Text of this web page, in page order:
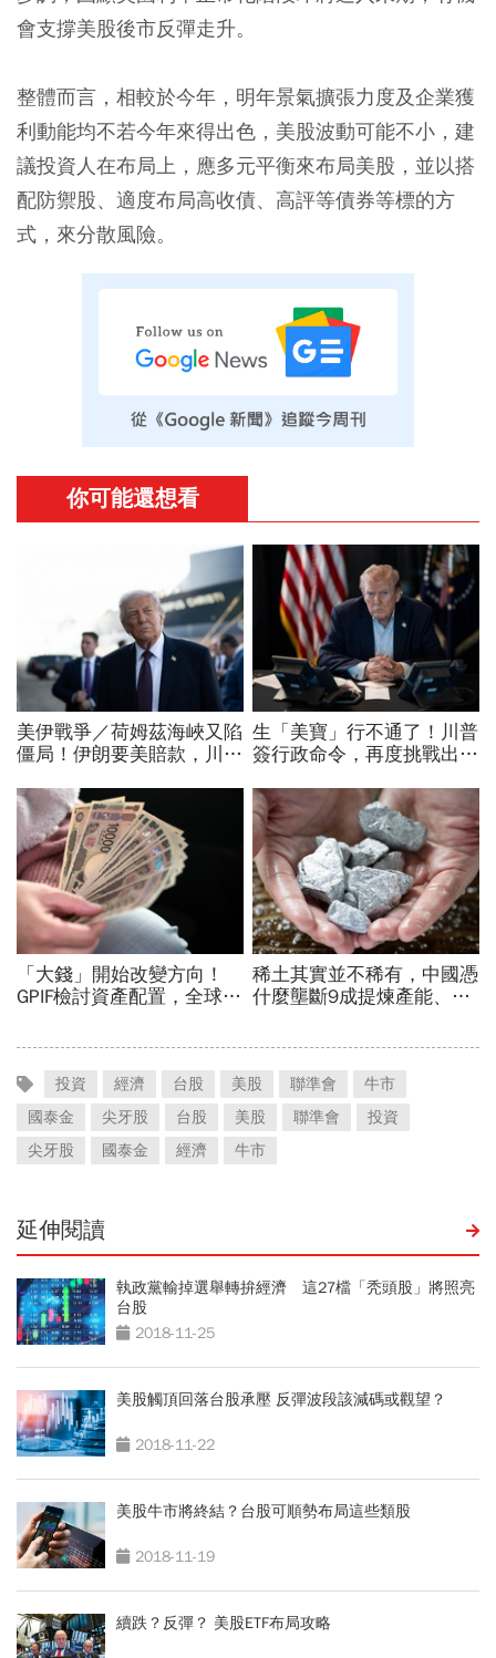
會支撐美股後市反彈走升。
整體而言，相較於今年，明年景氣擴張力度及企業獲
利動能均不若今年來得出色，美股波動可能不小，建
議投資人在布局上，應多元平衡來布局美股，並以搭
配防禦股、適度布局高收債、高評等債券等標的方
式，來分散風險。
投資 經濟 台股 美股 聯準會
牛市
國泰金
尖牙股 台股 美股 聯準會
投資
尖牙股
國泰金 經濟 牛市
延伸閱讀
執政黨輸掉選舉轉拚經濟 這27檔「秃頭股」將照亮
台股
2018-11-25
美股觸頂回落台股承壓 反彈波段該減碼或觀望？
2018-11-22
美股牛市將終結？台股可順勢布局這些類股
2018-11-19
續跌？反彈？ 美股ETF布局攻略